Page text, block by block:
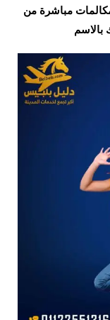
مباشرة من
بالاسم